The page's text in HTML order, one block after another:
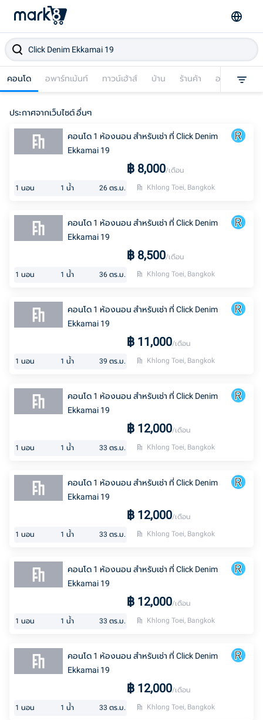
คอนโด อพาร์ทเม้นท์ ทาวน์เฮ้าส์ บ้าน ร้านค้า อาคารพาณิช
ประกาศจากเว็บไซต์ อื่นๆ
คอนโด 1 ห้องนอน สำหรับเช่า ที่ Click Denim
Ekkamai 19
฿ 8,000/เดือน
1 นอน 1 น้ำ 26 ตร.ม. Khlong Toei, Bangkok
คอนโด 1 ห้องนอน สำหรับเช่า ที่ Click Denim
Ekkamai 19
฿ 8,500/เดือน
1 นอน 1 น้ำ 36 ตร.ม. Khlong Toei, Bangkok
คอนโด 1 ห้องนอน สำหรับเช่า ที่ Click Denim
Ekkamai 19
฿ 11,000/เดือน
1 นอน 1 น้ำ 39 ตร.ม. Khlong Toei, Bangkok
คอนโด 1 ห้องนอน สำหรับเช่า ที่ Click Denim
Ekkamai 19
฿ 12,000/เดือน
1 นอน 1 น้ำ 33 ตร.ม. Khlong Toei, Bangkok
คอนโด 1 ห้องนอน สำหรับเช่า ที่ Click Denim
Ekkamai 19
฿ 12,000/เดือน
1 นอน 1 น้ำ 33 ตร.ม. Khlong Toei, Bangkok
คอนโด 1 ห้องนอน สำหรับเช่า ที่ Click Denim
Ekkamai 19
฿ 12,000/เดือน
1 นอน 1 น้ำ 33 ตร.ม. Khlong Toei, Bangkok
คอนโด 1 ห้องนอน สำหรับเช่า ที่ Click Denim
Ekkamai 19
฿ 12,000/เดือน
1 นอน 1 น้ำ 33 ตร.ม. Khlong Toei, Bangkok